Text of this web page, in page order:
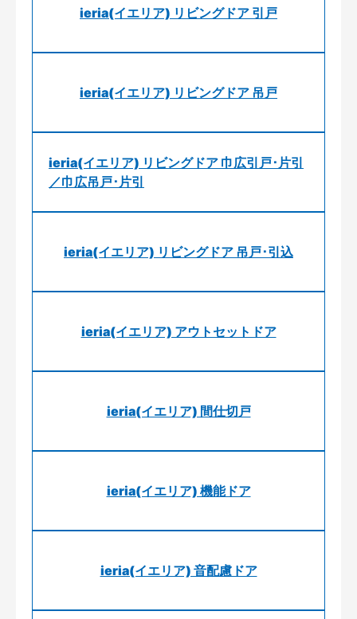
ieria(イエリア) リビングドア 引戸
ieria(イエリア) リビングドア 吊戸
ieria(イエリア) リビングドア 巾広引戸･片引
／巾広吊戸･片引
ieria(イエリア) リビングドア 吊戸･引込
ieria(イエリア) アウトセットドア
ieria(イエリア) 間仕切戸
ieria(イエリア) 機能ドア
ieria(イエリア) 音配慮ドア